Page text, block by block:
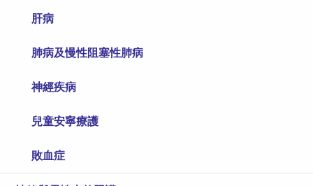
肝病
肺病及慢性阻塞性肺病
神經疾病
兒童安寧療護
敗血症